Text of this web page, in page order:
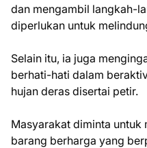
dan mengambil langkah-
diperlukan untuk
Selain itu, ia juga
berhati-hati dalam
hujan deras disertai petir.
Masyarakat diminta untuk
barang berharga yang